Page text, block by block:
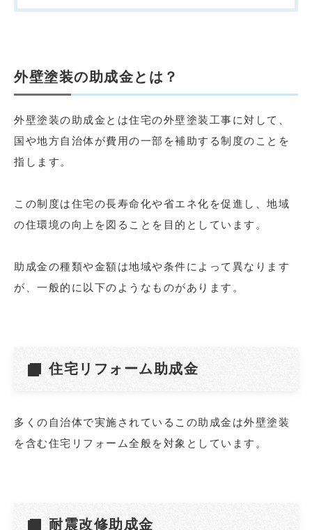
外壁塗装の助成金とは？
外壁塗装の助成金とは住宅の外壁塗装工事に対して、
国や地方自治体が費用の一部を補助する制度のことを
指します。
この制度は住宅の長寿命化や省エネ化を促進し、地域
の住環境の向上を図ることを目的としています。
助成金の種類や金額は地域や条件によって異なります
が、一般的に以下のようなものがあります。
住宅リフォーム助成金
多くの自治体で実施されているこの助成金は外壁塗装
を含む住宅リフォーム全般を対象としています。
耐震改修助成金